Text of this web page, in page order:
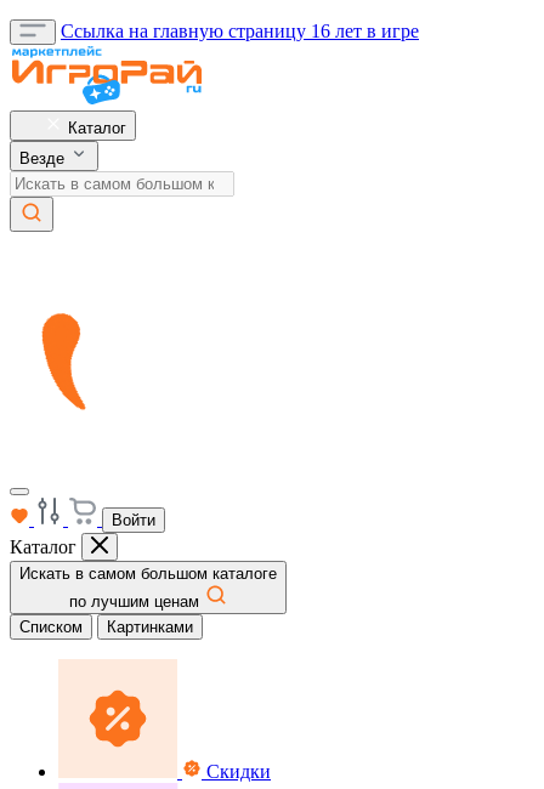
Ссылка на главную страницу 16 лет в игре
Каталог
Везде
Войти
Каталог
Искать в самом большом каталоге
по лучшим ценам
Списком
Картинками
Скидки